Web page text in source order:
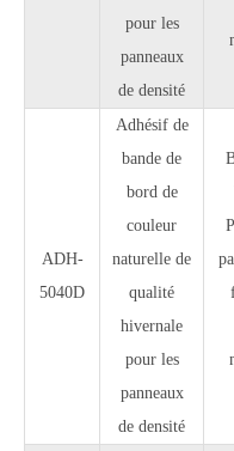
pour les
panneaux
de densité
ADH-
5040D
Adhésif de
bande de
bord de
couleur
naturelle de
qualité
hivernale
pour les
panneaux
de densité